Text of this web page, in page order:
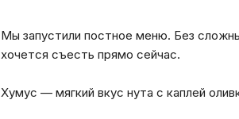
Мы запустили постное меню. Без
хочется съесть прямо сейчас.
Хумус — мягкий вкус нута с каплей